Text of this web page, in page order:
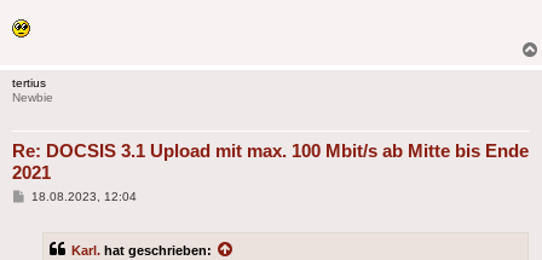
tertius
Newbie
Re: DOCSIS 3.1 Upload mit max. 100 Mbit/s ab Mitte bis Ende
2021
Beitrag
18.08.2023, 12:04
Karl. hat geschrieben: